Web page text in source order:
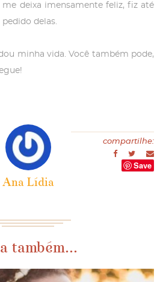
me deixa imensamente feliz, fiz até
delas.
minha vida. Você também pode,
Ana Lídia
compartilhe:
Save
também...